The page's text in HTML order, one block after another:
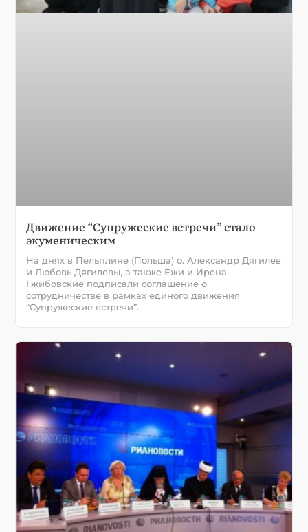
Движение “Супружеские встречи” стало
экуменическим
На днях в Пельплине (Польша) о. Александр Дягилев
и Любовь Дягилевы, а также Ежи и Ирена
Гжибовские подписали соглашение о
сотрудничестве в рамках единого движения
“Супружеские встречи”.